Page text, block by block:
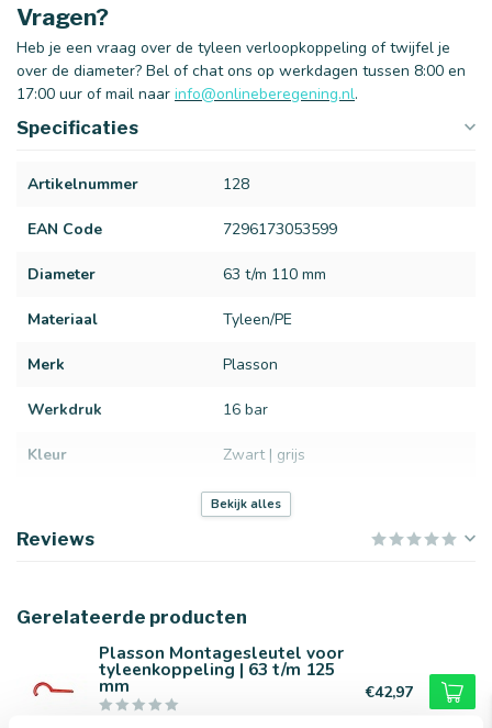
Vragen?
Heb je een vraag over de tyleen verloopkoppeling of twijfel je
over de diameter? Bel of chat ons op werkdagen tussen 8:00 en
17:00 uur of mail naar info@onlineberegening.nl.
Specificaties
Artikelnummer 128
EAN Code 7296173053599
Diameter 63 t/m 110 mm
Materiaal Tyleen/PE
Merk Plasson
Werkdruk 16 bar
Kleur Zwart | grijs
2x klem
Bekijk alles
Reviews
Gerelateerde producten
Plasson Montagesleutel voor
tyleenkoppeling | 63 t/m 125
mm €42,97